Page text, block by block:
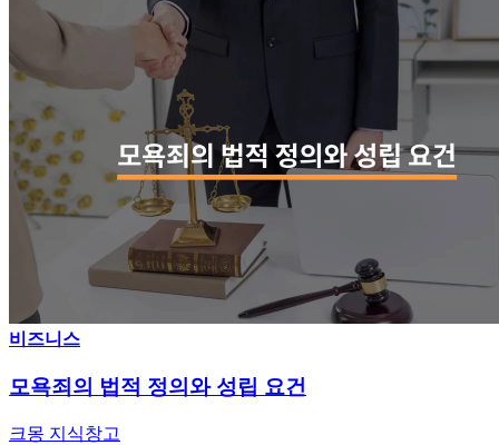
비즈니스
모욕죄의 법적 정의와 성립 요건
크몽 지식창고